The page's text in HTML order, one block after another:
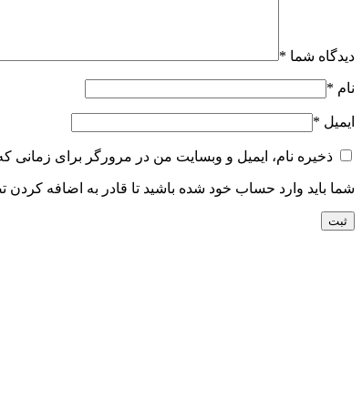
دیدگاه شما *
نام *
ایمیل *
ذخیره نام، ایمیل و وبسایت من در مرورگر برای زمانی
شما باید وارد حساب خود شده باشید تا قادر به اضافه کردن